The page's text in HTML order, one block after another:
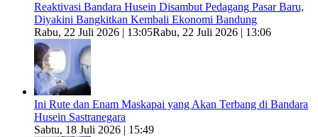
Reaktivasi Bandara Husein Disambut Pedagang Pasar Baru,
Diyakini Bangkitkan Kembali Ekonomi Bandung
Rabu, 22 Juli 2026 | 13:05Rabu, 22 Juli 2026 | 13:06
Ini Rute dan Enam Maskapai yang Akan Terbang di Bandara
Husein Sastranegara
Sabtu, 18 Juli 2026 | 15:49